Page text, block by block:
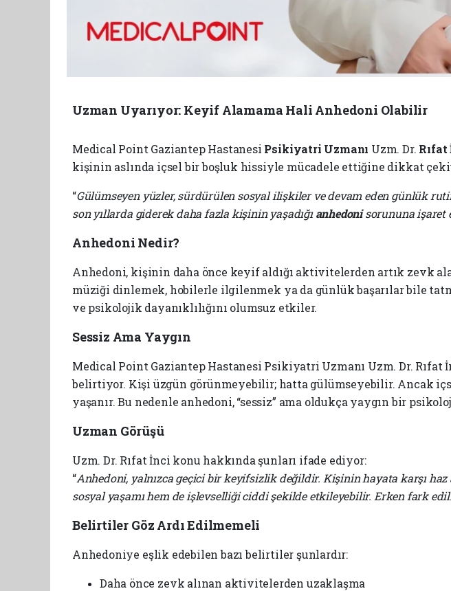
Uzman Uyarıyor: Keyif Alamama Hali Anhedoni Olabilir
Medical Point Gaziantep Hastanesi Psikiyatri Uzmanı Uzm. Dr.
kişinin aslında içsel bir boşluk hissiyle mücadele ettiğine dikkat
“Gülümseyen yüzler, sürdürülen sosyal ilişkiler ve devam eden günlük
son yıllarda giderek daha fazla kişinin yaşadığıanhedonisorununa işaret
Anhedoni Nedir?
Anhedoni, kişinin daha önce keyif aldığı aktivitelerden artık zevk
müziği dinlemek, hobilerle ilgilenmek ya da günlük başarılar bile
ve psikolojik dayanıklılığını olumsuz etkiler.
Sessiz Ama Yaygın
Medical Point Gaziantep Hastanesi Psikiyatri Uzmanı Uzm. Dr.
belirtiyor. Kişi üzgün görünmeyebilir; hatta gülümseyebilir. Ancak
yaşanır. Bu nedenle anhedoni, “sessiz” ama oldukça yaygın bir
Uzman Görüşü
Uzm. Dr. Rıfat İnci konu hakkında şunları ifade ediyor:
“Anhedoni, yalnızca geçici bir keyifsizlik değildir. Kişinin hayata karşı
sosyal yaşamı hem de işlevselliği ciddi şekilde etkileyebilir. Erken fark
Belirtiler Göz Ardı Edilmemeli
Anhedoniye eşlik edebilen bazı belirtiler şunlardır:
Daha önce zevk alınan aktivitelerden uzaklaşma